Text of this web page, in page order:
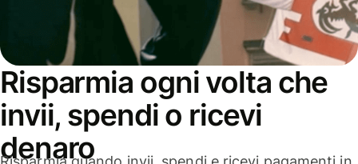
Risparmia ogni volta che
invii, spendi o ricevi
denaro